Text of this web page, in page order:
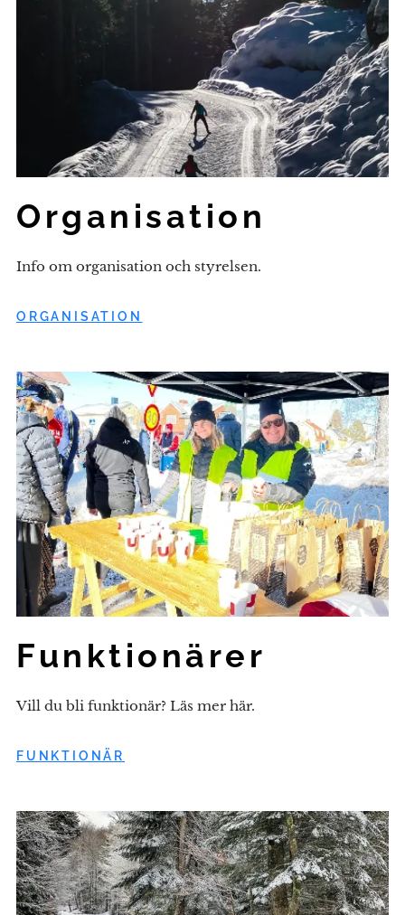
Organisation
Info om organisation och styrelsen.
ORGANISATION
Funktionärer
Vill du bli funktionär? Läs mer här.
FUNKTIONÄR